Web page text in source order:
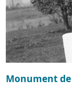
Monument